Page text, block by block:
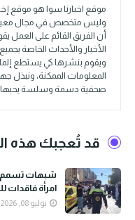
موقع اخبارنا سوا هو موقع
وليس متخصص في مجال
أن الفريق القائم على العمل
الأخبار والأحداث الخاصة
ويقوم بنشرها كي يستطع
المعلومات الممكنة، ونبذل
صحفية دسمة وسلسة يحبها
قد تُعجبك هذه
امرأة فاقدات
يوليو 08, 2026